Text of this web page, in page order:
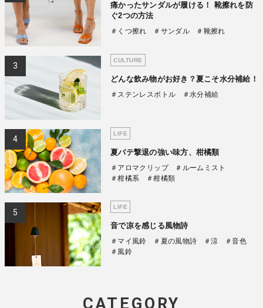
痛かったサンダルが履ける！ 靴擦れを防
ぐ2つの方法
＃くつ擦れ ＃サンダル ＃靴擦れ
CULTURE
どんな飲み物がお好き？夏こそ水分補給！
＃ステンレスボトル ＃水分補給
LIFE
夏バテ撃退の強い味方、柑橘類
＃アロマクリップ
＃ルームミスト
＃柑橘系
＃柑橘類
LIFE
音で凉を感じる風物詩
＃マイ風鈴 ＃夏の風物詩 ＃涼
＃音色
＃風鈴
CATEGORY